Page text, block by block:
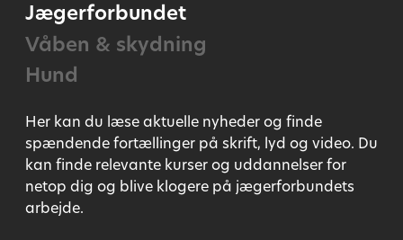
Jægerforbundet
Våben & skydning
Hund
Her kan du læse aktuelle nyheder og finde
spændende fortællinger på skrift, lyd og video. Du
kan finde relevante kurser og uddannelser for
netop dig og blive klogere på jægerforbundets
arbejde.